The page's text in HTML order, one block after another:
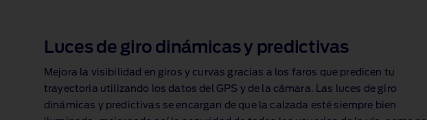
Luces de giro dinámicas y predictivas
Mejora la visibilidad en giros y curvas gracias a los faros que predicen tu
trayectoria utilizando los datos del GPS y de la cámara. Las luces de giro
dinámicas y predictivas se encargan de que la calzada esté siempre bien